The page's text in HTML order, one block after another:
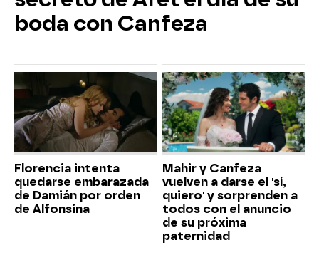
boda con Canfeza
Florencia intenta
quedarse embarazada
de Damián por orden
de Alfonsina
Mahir y Canfeza
vuelven a darse el 'sí,
quiero' y sorprenden a
todos con el anuncio
de su próxima
paternidad